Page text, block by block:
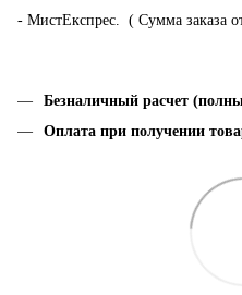
- МистЕкспрес. ( Сумма заказа
Безналичный расчет
Оплата при получении